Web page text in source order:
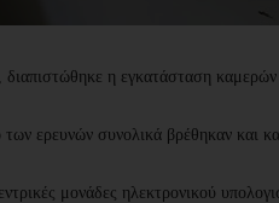
η εγκατάσταση καμερών
των ερευνών συνολικά βρέθηκαν και
μονάδες ηλεκτρονικού